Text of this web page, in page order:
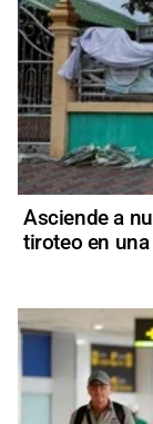
Asciende a
tiroteo en